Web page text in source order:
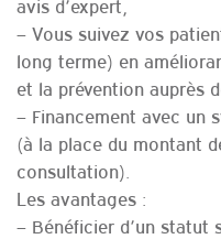
avis d’expert,
– Vous suivez vos
long terme) en
et la prévention auprès
– Financement avec un
(à la place du montant
consultation).
Les avantages :
– Bénéficier d’un statut